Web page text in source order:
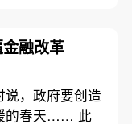
融改革
说，政府要创造
的春天…… 此